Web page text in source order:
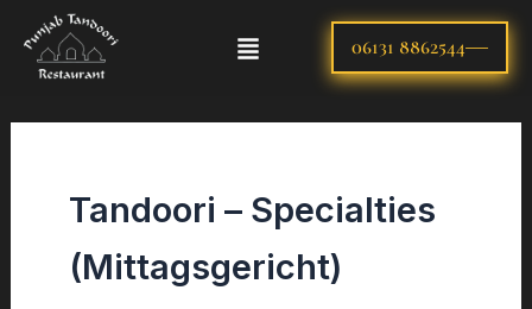
content
Menu 06131 8862544
Tandoori – Specialties
(Mittagsgericht)